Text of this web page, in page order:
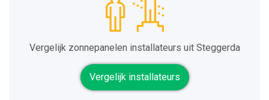
Vergelijk zonnepanelen installateurs uit Steggerda
Vergelijk installateurs